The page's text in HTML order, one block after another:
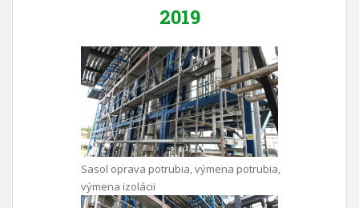
2019
Sasol oprava potrubia, výmena potrubia,
výmena izolácii